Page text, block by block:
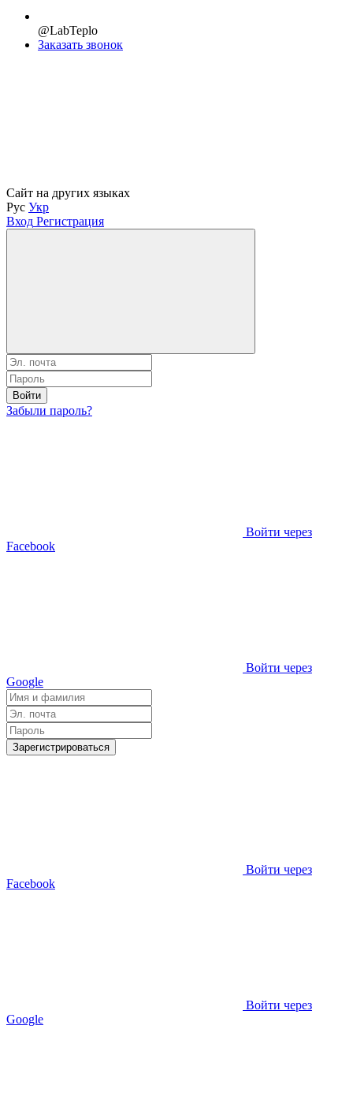
@LabTeplo
Заказать звонок
Сайт на других языках
Рус Укр
Вход Регистрация
Войти
Забыли пароль?
Войти через
Facebook
Войти через
Google
Зарегистрироваться
Войти через
Facebook
Войти через
Google